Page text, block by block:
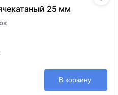
25 мм
В корзину